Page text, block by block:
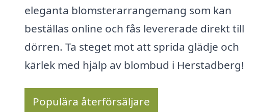
eleganta blomsterarrangemang som kan
beställas online och fås levererade direkt till
dörren. Ta steget mot att sprida glädje och
kärlek med hjälp av blombud i Herstadberg!
Populära återförsäljare